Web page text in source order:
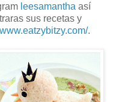
leesamantha así
sus recetas y
.